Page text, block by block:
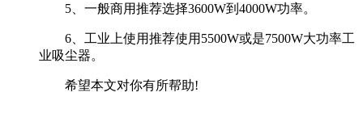
5、一般商用推荐选择3600W到4000W功率。
6、工业上使用推荐使用5500W或是7500W大功率工
业吸尘器。
希望本文对你有所帮助!